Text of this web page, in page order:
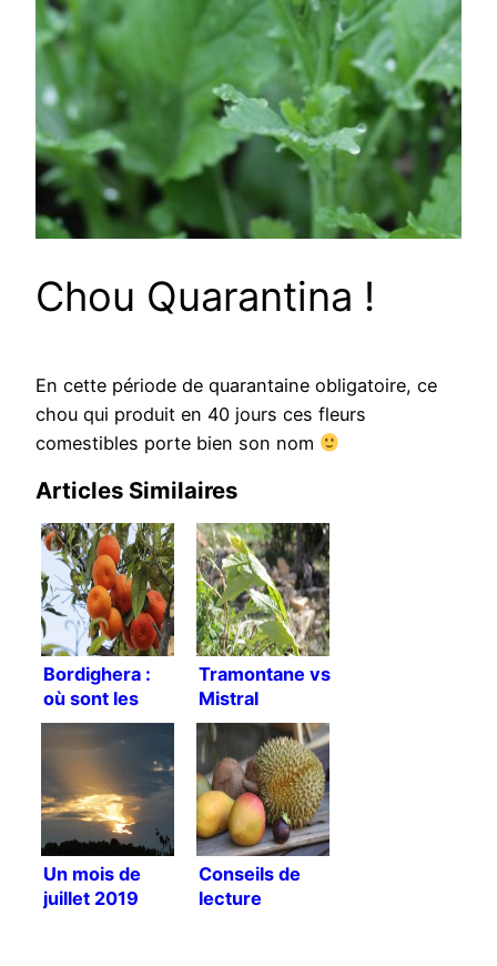
Chou Quarantina !
En cette période de quarantaine obligatoire, ce
chou qui produit en 40 jours ces fleurs
comestibles porte bien son nom
Articles Similaires
Bordighera :
où sont les
fruits
comestibles ?
Tramontane vs
Mistral
Un mois de
juillet 2019
Conseils de
lecture